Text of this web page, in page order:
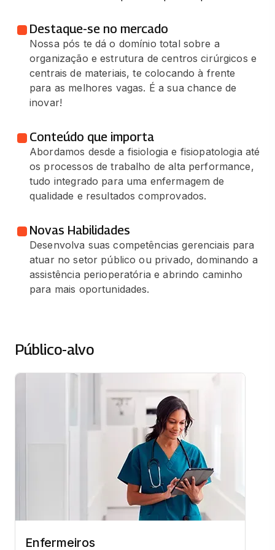
Destaque-se no mercado
Nossa pós te dá o domínio total sobre a
organização e estrutura de centros cirúrgicos e
centrais de materiais, te colocando à frente
para as melhores vagas. É a sua chance de
inovar!
Conteúdo que importa
Abordamos desde a fisiologia e fisiopatologia até
os processos de trabalho de alta performance,
tudo integrado para uma enfermagem de
qualidade e resultados comprovados.
Novas Habilidades
Desenvolva suas competências gerenciais para
atuar no setor público ou privado, dominando a
assistência perioperatória e abrindo caminho
para mais oportunidades.
Público-alvo
Enfermeiros